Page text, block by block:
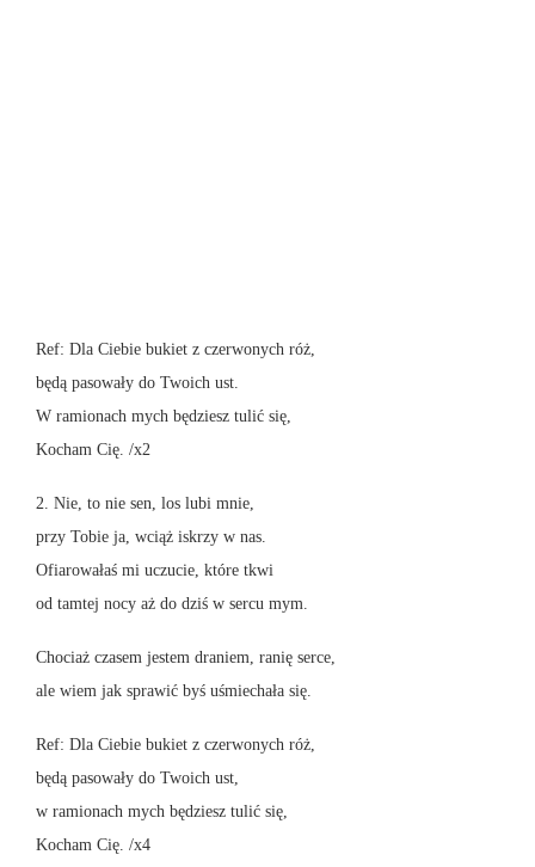
Ref: Dla Ciebie bukiet z czerwonych róż,
będą pasowały do Twoich ust.
W ramionach mych będziesz tulić się,
Kocham Cię. /x2
2. Nie, to nie sen, los lubi mnie,
przy Tobie ja, wciąż iskrzy w nas.
Ofiarowałaś mi uczucie, które tkwi
od tamtej nocy aż do dziś w sercu mym.
Chociaż czasem jestem draniem, ranię serce,
ale wiem jak sprawić byś uśmiechała się.
Ref: Dla Ciebie bukiet z czerwonych róż,
będą pasowały do Twoich ust,
w ramionach mych będziesz tulić się,
Kocham Cię. /x4